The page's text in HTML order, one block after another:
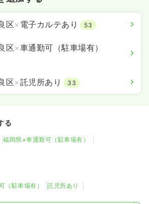
区× 電子カルテあり 53
区×車通勤可（駐車場有）
区×託児所あり 33
る
福岡県×車通勤可（駐車場有）
（駐車場有） 託児所あり